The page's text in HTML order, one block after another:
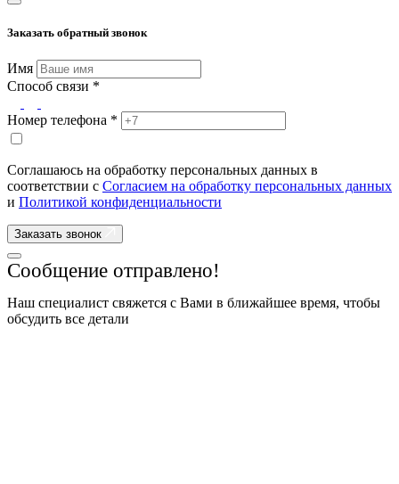
Заказать обратный звонок
Имя
Способ связи *
Номер телефона *
Соглашаюсь на обработку персональных данных в
соответствии с Согласием на обработку персональных данных
и Политикой конфиденциальности
Заказать звонок
Сообщение отправлено!
Наш специалист свяжется с Вами в ближайшее время, чтобы
обсудить все детали